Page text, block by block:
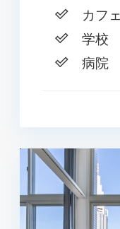
カフ
学校
病院